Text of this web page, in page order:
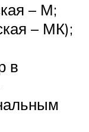
– М;
– МК);
в